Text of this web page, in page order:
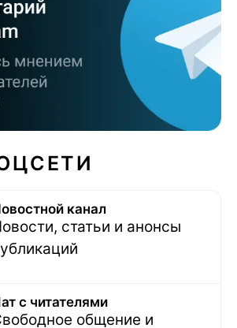
канал
статьи и анонсы
с читателями
общение и